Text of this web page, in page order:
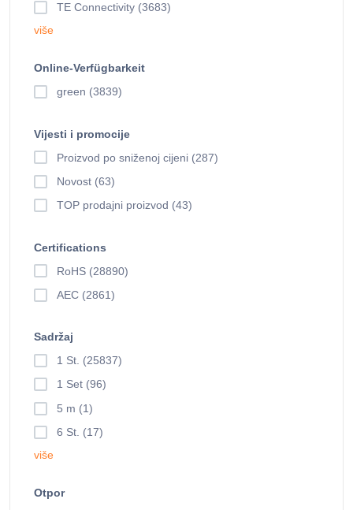
TE Connectivity (3683)
više
Online-Verfügbarkeit
green (3839)
Vijesti i promocije
Proizvod po sniženoj cijeni (287)
Novost (63)
TOP prodajni proizvod (43)
Certifications
RoHS (28890)
AEC (2861)
Sadržaj
1 St. (25837)
1 Set (96)
5 m (1)
6 St. (17)
više
Otpor